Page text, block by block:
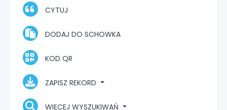
CYTUJ
DODAJ DO SCHOWKA
KOD QR
ZAPISZ REKORD
WIĘCEJ WYSZUKIWAŃ